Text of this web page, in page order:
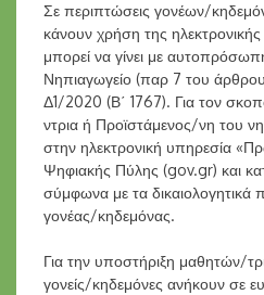
Σε περιπτώσεις γονέων/
κάνουν χρήση της
μπορεί να γίνει με
Νηπιαγωγείο (παρ 7 του
Δ1/2020 (Β΄ 1767). Για τον
ντρια ή Προϊστάμενος/νη του
στην ηλεκτρονική υπηρεσία
Ψηφιακής Πύλης (gov.gr) και
σύμφωνα με τα δικαιολογητικά
γονέας/κηδεμόνας.
Για την υποστήριξη μαθητών/
γονείς/κηδεμόνες ανήκουν σε